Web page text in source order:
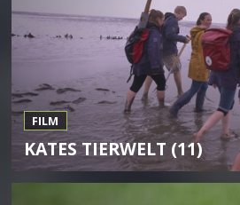
FILM
KATES TIERWELT (11)